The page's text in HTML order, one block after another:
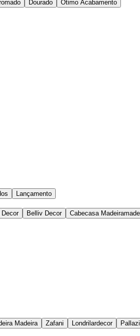
Dourado Ótimo Acabamento
Lançamento
Decor Belliv Decor Cabecasa
Madeira Zafani Londrilardecor